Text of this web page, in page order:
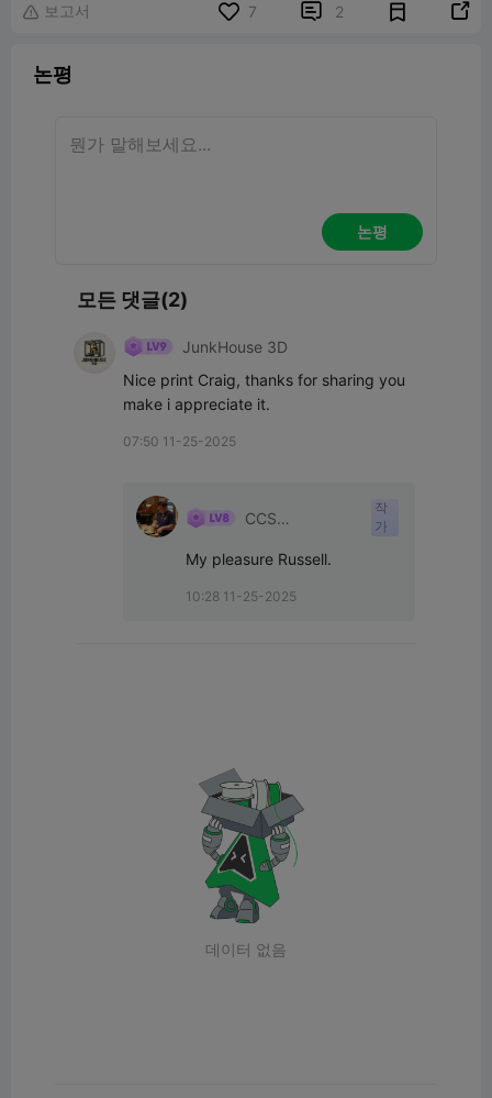
 보고서 7  2 
논평
논평
모든 댓글(2)
JunkHouse 3D
Nice print Craig, thanks for sharing you
make i appreciate it.
07:50 11-25-2025
CCS
작
가
My pleasure Russell.
10:28 11-25-2025
데이터 없음